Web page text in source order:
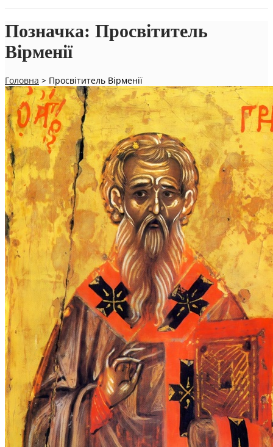
Позначка: Просвітитель
Вірменії
Головна > Просвітитель Вірменії